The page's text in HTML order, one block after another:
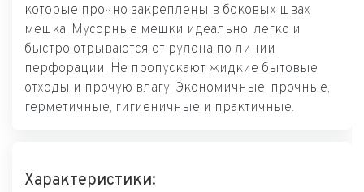
которые прочно закреплены в боковых швах
мешка. Мусорные мешки идеально, легко и
быстро отрываются от рулона по линии
перфорации. Не пропускают жидкие бытовые
отходы и прочую влагу. Экономичные, прочные,
герметичные, гигиеничные и практичные.
Характеристики: